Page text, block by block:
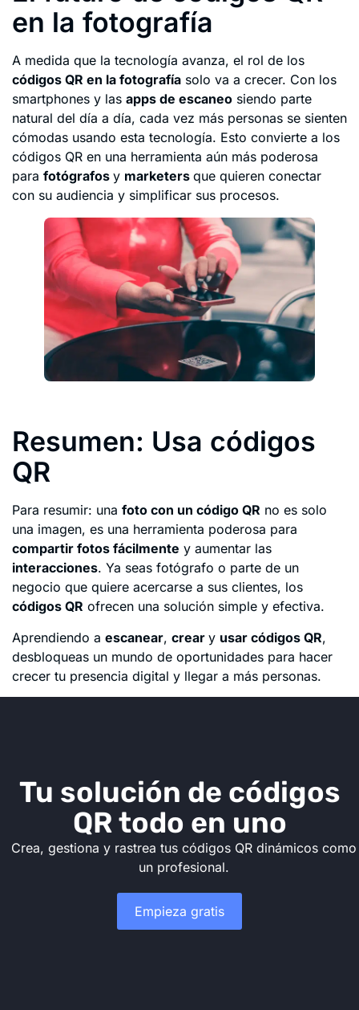
en la fotografía
A medida que la tecnología avanza, el rol de los
códigos QR en la fotografía solo va a crecer. Con los
smartphones y las apps de escaneo siendo parte
natural del día a día, cada vez más personas se sienten
cómodas usando esta tecnología. Esto convierte a los
códigos QR en una herramienta aún más poderosa
para fotógrafos y marketers que quieren conectar
con su audiencia y simplificar sus procesos.
Resumen: Usa códigos
QR
Para resumir: una foto con un código QR no es solo
una imagen, es una herramienta poderosa para
compartir fotos fácilmente y aumentar las
interacciones. Ya seas fotógrafo o parte de un
negocio que quiere acercarse a sus clientes, los
códigos QR ofrecen una solución simple y efectiva.
Aprendiendo a escanear, crear y usar códigos QR,
desbloqueas un mundo de oportunidades para hacer
crecer tu presencia digital y llegar a más personas.
Tu solución de códigos
QR todo en uno
Crea, gestiona y rastrea tus códigos QR dinámicos como
un profesional.
Empieza gratis